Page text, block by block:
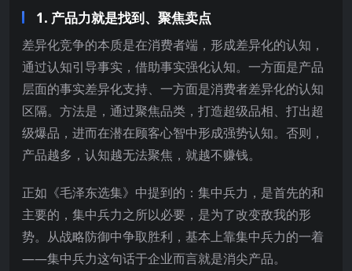
1. 产品力就是找到、聚焦卖点
差异化竞争的本质是在消费者端，形成差异化的认知，
通过认知引导事实，借助事实强化认知。一方面是产品
层面的事实差异化支持、一方面是消费者差异化的认知
区隔。方法是，通过聚焦品类，打造超级品相、打出超
级爆品，进而在潜在顾客心智中形成强势认知。否则，
产品越多，认知越无法聚焦，就越不赚钱。
正如《毛泽东选集》中提到的：集中兵力，是首先的和
主要的，集中兵力之所以必要，是为了改变敌我的形
势。从战略防御中争取胜利，基本上靠集中兵力的一着
——集中兵力这句话于企业而言就是消尖产品。